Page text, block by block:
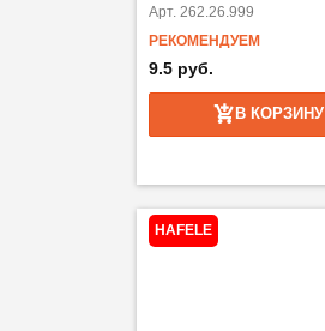
Арт. 262.26.999
РЕКОМЕНДУЕМ
9.5 руб.
В КОРЗИНУ
HAFELE